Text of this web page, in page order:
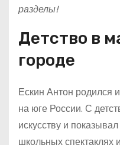
разделы!
Детство в
городе
Ескин Антон родился
на юге России. С
искусству и
школьных спектаклях